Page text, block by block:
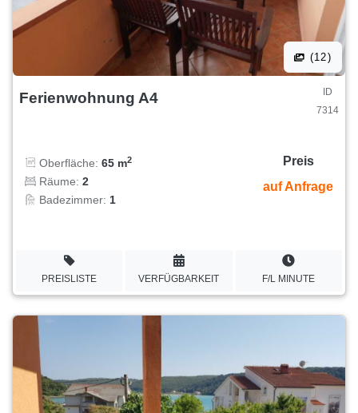
(12)
Ferienwohnung A4
ID
7314
Oberfläche: 65 m2
Räume: 2
Badezimmer: 1
Preis
auf Anfrage
PREISLISTE VERFÜGBARKEIT F/L MINUTE